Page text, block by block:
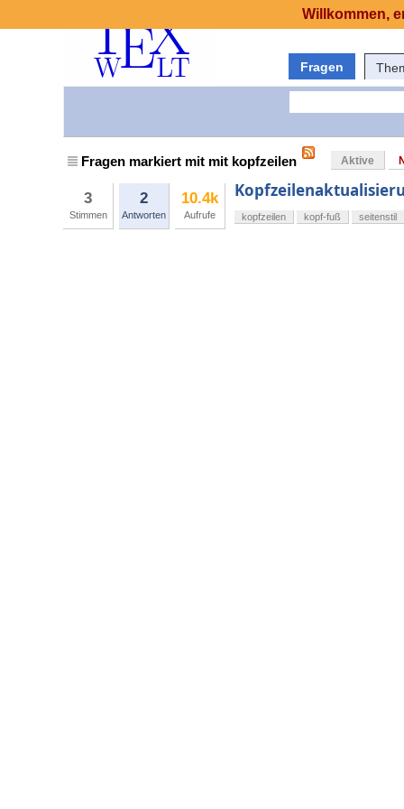
Fragen
Fragen markiert mit mit kopfzeilen Aktive
3
Stimmen
2
Antworten
10.4k
Aufrufe kopfzeilen kopf-fuß seitenstil
Willkommen,